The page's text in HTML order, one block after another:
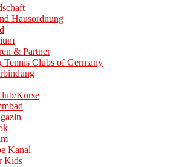
Hausordnung
& Partner
Tennis Clubs of Germany
Kurse
Kanal
Kids